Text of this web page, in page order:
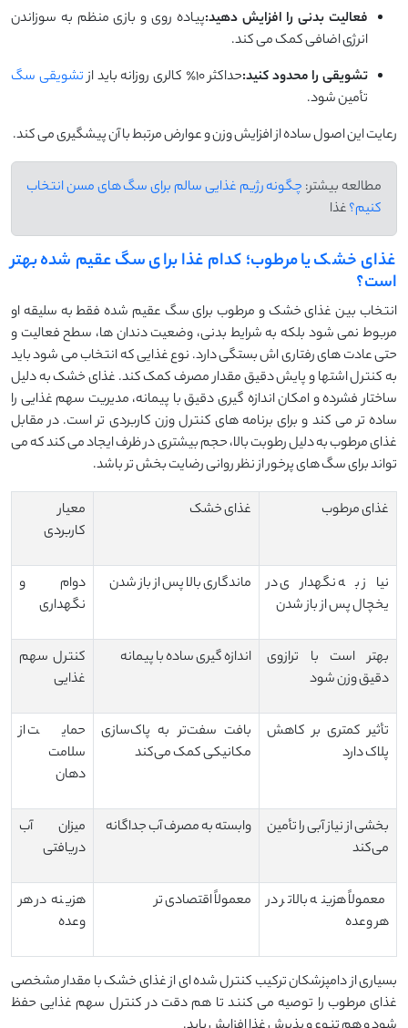
فعالیت بدنی را افزایش دهید:پیاده روی و بازی منظم به سوزاندن
انرژی اضافی کمک می کند.
تشویقی را محدود کنید:حداکثر ۱۰٪ کالری روزانه باید از
تشویقی سگ
تأمین شود.
رعایت این اصول ساده از افزایش وزن و عوارض مرتبط با آن پیشگیری می کند.
مطالعه بیشتر: چگونه رژیم غذایی سالم برای سگ های مسن انتخاب
کنیم؟غذا
غذای خشک یا مرطوب؛ کدام غذا برای سگ عقیم شده بهتر
است؟
انتخاب بین غذای خشک و مرطوب برای سگ عقیم شده فقط به سلیقه او
مربوط نمی شود بلکه به شرایط بدنی، وضعیت دندان ها، سطح فعالیت و
حتی عادت های رفتاری اش بستگی دارد. نوع غذایی که انتخاب می شود باید
به کنترل اشتها و پایش دقیق مقدار مصرف کمک کند. غذای خشک به دلیل
ساختار فشرده و امکان اندازه گیری دقیق با پیمانه، مدیریت سهم غذایی را
ساده تر می کند و برای برنامه های کنترل وزن کاربردی تر است. در مقابل
غذای مرطوب به دلیل رطوبت بالا، حجم بیشتری در ظرف ایجاد می کند که می
تواند برای سگ های پرخور از نظر روانی رضایت بخش تر باشد.
غذای مرطوب غذای خشک
معیار
کاربردی
نیاز به نگهداری در
یخچال پس از باز شدن
ماندگاری بالا پس از باز شدن
دوام و
نگهداری
بهتر است با ترازوی
دقیق وزن شود
اندازه گیری ساده با پیمانه
کنترل سهم
غذایی
تأثیر کمتری بر کاهش
پلاک دارد
بافت سفت‌تر به پاک‌سازی
مکانیکی کمک می‌کند
حمایت از
سلامت
دهان
بخشی از نیاز آبی را تأمین
می‌کند
وابسته به مصرف آب جداگانه
میزان آب
دریافتی
معمولاً هزینه بالاتر در
هر وعده
معمولاً اقتصادی تر
هزینه در هر
وعده
بسیاری از دامپزشکان ترکیب کنترل شده ای از غذای خشک با مقدار مشخصی
غذای مرطوب را توصیه می کنند تا هم دقت در کنترل سهم غذایی حفظ